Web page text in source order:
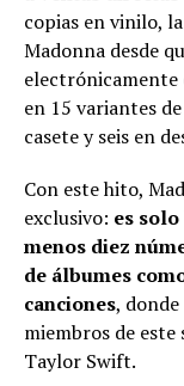
copias en vinilo,
Madonna desde
electrónicamente
en 15 variantes
casete y seis en
Con este hito,
exclusivo: es
menos diez
de álbumes
canciones,
miembros de
Taylor Swift.